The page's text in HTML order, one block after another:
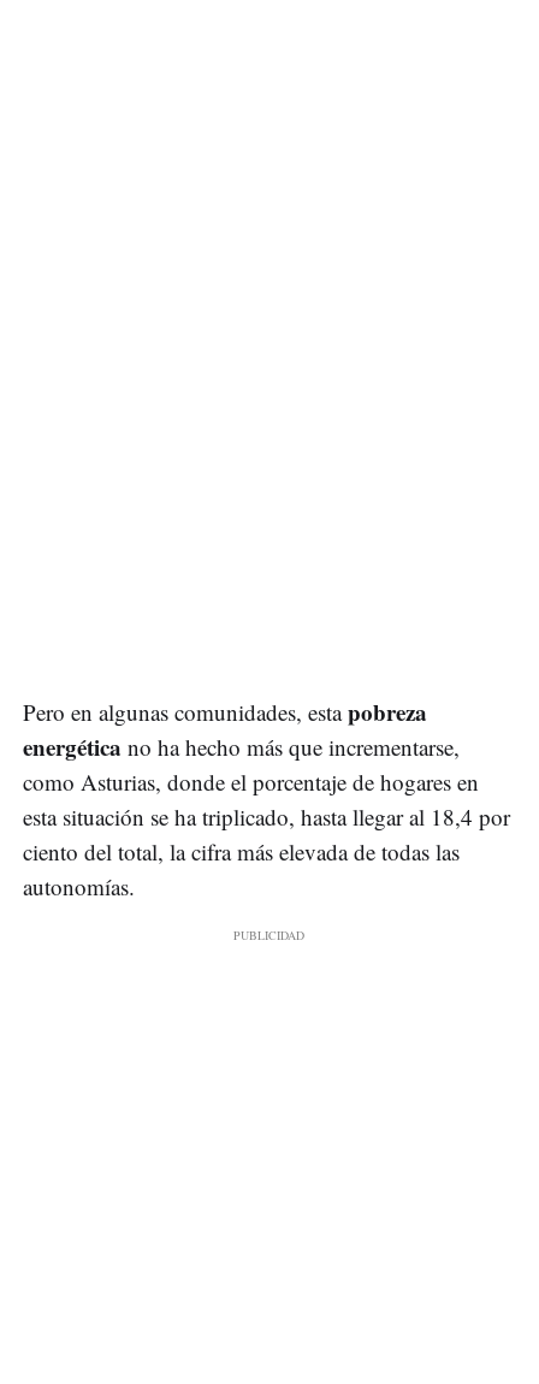
Pero en algunas comunidades, estapobreza
energética no ha hecho más que incrementarse,
como Asturias, donde el porcentaje de hogares en
esta situación se ha triplicado, hasta llegar al 18,4 por
ciento del total, la cifra más elevada de todas las
autonomías.